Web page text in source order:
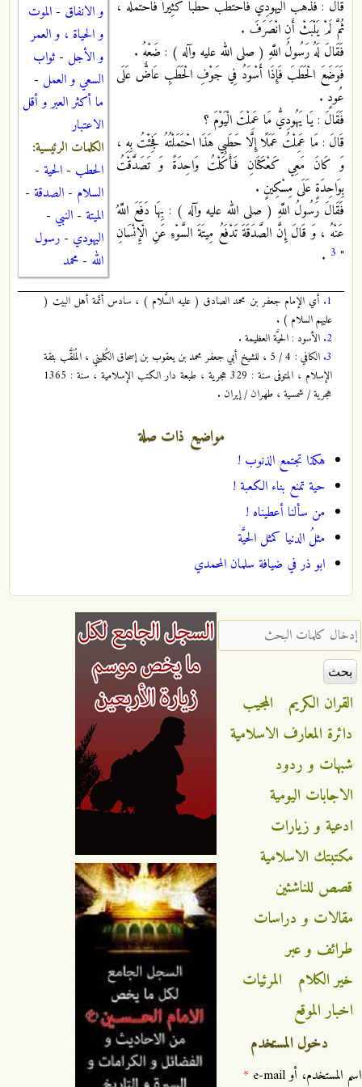
و الانفاق - الموت
و الحياة ، و العمر
و الأجل - ثواب
السعي و العمل -
ما أكثر العبر و أقل
الاعتبار
الكلمات الرئيسية:
الحطب - الحية -
السلام - الصدقة -
الميتة - النبي -
اليهودي - رسول
الله - محمد
قَالَ : فَذَهَبَ الْيَهُودِيُّ فَاحْتَطَبَ حَطَباً كَثِيراً فَاحْتَمَلَهُ ،
ثُمَّ لَمْ يَلْبَثْ أَنِ انْصَرَفَ .
فَقَالَ لَهُ رَسُولُ اللَّهِ ( صلى الله عليه وآله ) : ضَعْهُ .
فَوَضَعَ الْحَطَبَ فَإِذَا أَسْوَدُ فِي جَوْفِ الْحَطَبِ عَاضٌّ عَلَى
عُودٍ .
فَقَالَ : يَا يَهُودِيُّ مَا عَمِلْتَ الْيَوْمَ ؟
قَالَ : مَا عَمِلْتُ عَمَلًا إِلَّا حَطَبِي هَذَا احْتَمَلْتُهُ فَجِئْتُ بِهِ ،
وَ كَانَ مَعِي كَعْكَتَانِ فَأَكَلْتُ وَاحِدَةً وَ تَصَدَّقْتُ
بِوَاحِدَةٍ عَلَى مِسْكِينٍ .
فَقَالَ رَسُولُ اللَّهِ ( صلى الله عليه وآله ) : بِهَا دَفَعَ اللَّهُ
عَنْهُ ، وَ قَالَ إِنَّ الصَّدَقَةَ تَدْفَعُ مِيتَةَ السَّوْءِ عَنِ الْإِنْسَانِ
"
3
.
1. أي الإمام جعفر بن محمد الصادق ( عليه السَّلام ) ، سادس أئمة أهل البيت (
عليهم السلام ) .
2. الأسود : الحيَّة العظيمة .
3.
الكافي : 4 / 5 ، للشيخ أبي جعفر محمد بن يعقوب بن إسحاق الكُليني ، المُلَقَّب بثقة
الإسلام ، المتوفى سنة : 329 هجرية ، طبعة دار الكتب الإسلامية ، سنة : 1365
هجرية / شمسية ، طهران / إيران .
مواضيع ذات صلة
هكذا تجتمع الذنوب !
حية تمنع بناء الكعبة !
من سألنا أعطيناه !
مثلُ الدنيا كمثل الحيَّة
ابو ذر في ضيافة سلمان المحمدي
‏إدخال كلمات البحث ‏
القران الكريم
المجيب
دائرة المعارف الاسلامية
شبهات و ردود
الاجابات اليومية
ادعية و زيارات
مكتبتك الاسلامية
قصص للناشئين
مقالات و دراسات
طرائف و عبر
خير الكلام
المرئيات
اخبار الموقع
دخول المستخدم
‏اسم المستخدم، أو e-mail ‏ *